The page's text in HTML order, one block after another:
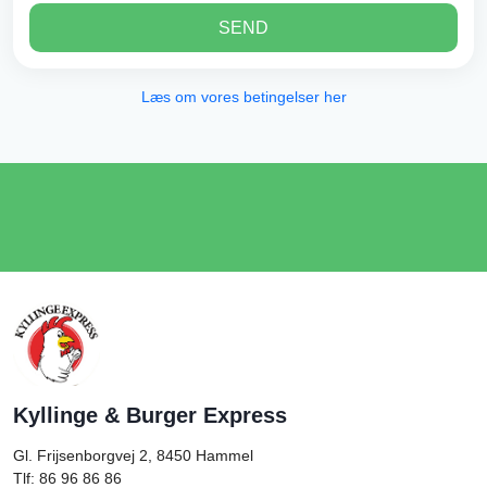
SEND
Læs om vores betingelser her
Kyllinge & Burger Express
Gl. Frijsenborgvej 2, 8450 Hammel
Tlf: 86 96 86 86